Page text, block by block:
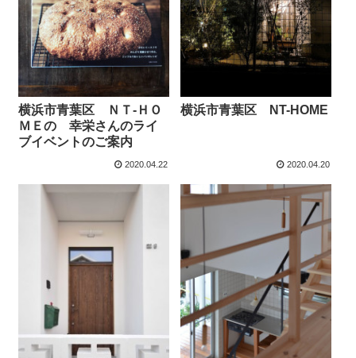
横浜市青葉区 ＮＴ-ＨＯ
ＭＥの 幸栄さんのライ
ブイベントのご案内
2020.04.22
横浜市青葉区 NT-HOME
2020.04.20